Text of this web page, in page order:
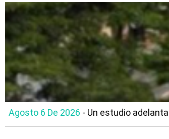
Agosto 6 De 2026 - Un estudio